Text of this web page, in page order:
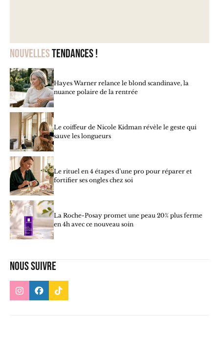
Nouvellestendances !
Hayes Warner relance le blond scandinave, la
nuance polaire de la rentrée
Le coiffeur de Nicole Kidman révèle le geste qui
sauve les longueurs
Le rituel en 4 étapes d’une pro pour réparer et
fortifier ses ongles chez soi
La Roche-Posay promet une peau 20% plus ferme
en 4h avec ce nouveau soin
Nous suivre